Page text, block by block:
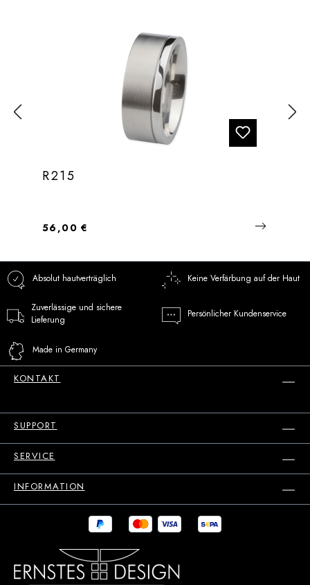
R215
Regulärer Preis:
56,00 €
Absolut hautverträglich Keine Verfärbung auf der Haut
Zuverlässige und sichere
Lieferung
Persönlicher Kundenservice
Made in Germany
KONTAKT
SUPPORT
SERVICE
INFORMATION